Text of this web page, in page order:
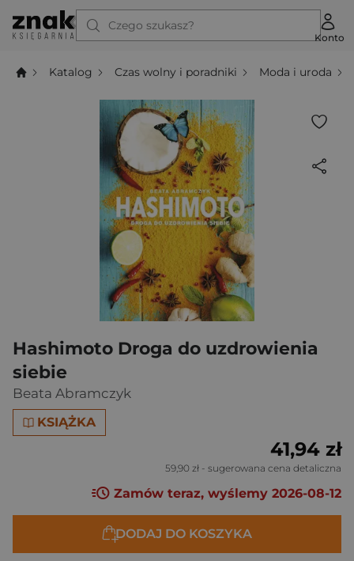
Czego szukasz?
Konto
Katalog Czas wolny i poradniki Moda i uroda
Hashimoto Droga do uzdrowienia
siebie
Beata Abramczyk
KSIĄŻKA
41,94 zł
59,90 zł - sugerowana cena detaliczna
Zamów teraz, wyślemy 2026-08-12
DODAJ DO KOSZYKA